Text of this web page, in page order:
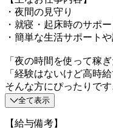
・夜間の見守り
・就寝・起床時のサポー
・簡単な生活サポート
「夜の時間を使って稼ぎ
「経験はないけど高時
そんな方にぴったりです
全て表示
【給与備考】